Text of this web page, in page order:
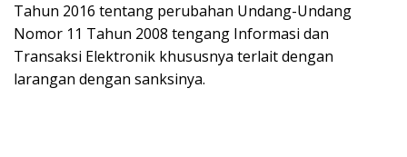
Tahun 2016 tentang perubahan Undang-Undang
Nomor 11 Tahun 2008 tengang Informasi dan
Transaksi Elektronik khususnya terlait dengan
larangan dengan sanksinya.